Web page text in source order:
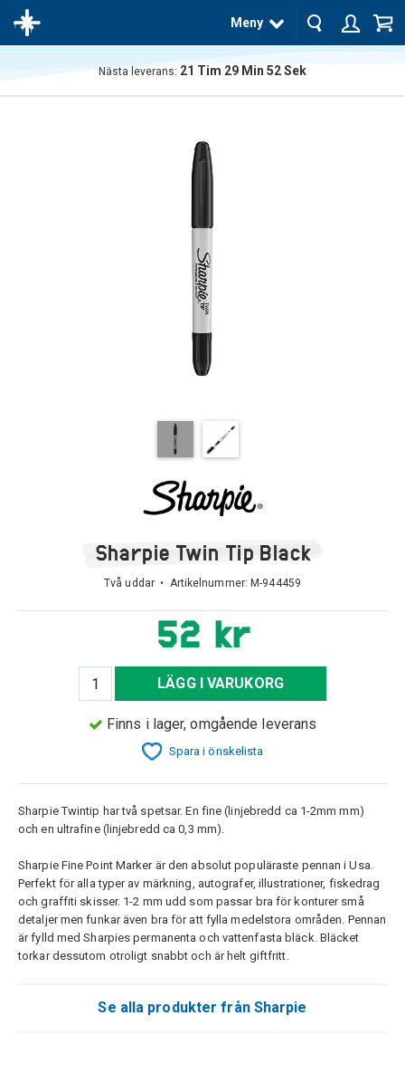
Meny
Nästa leverans: 21 Tim 29 Min 51Sek
Sharpie Twin Tip Black
Två uddar • Artikelnummer: M-944459
52 kr
LÄGG I VARUKORG
Finns i lager, omgående leverans
Spara i önskelista
Sharpie Twintip har två spetsar. En fine (linjebredd ca 1-2mm mm)
och en ultrafine (linjebredd ca 0,3 mm).
Sharpie Fine Point Marker är den absolut populäraste pennan i Usa.
Perfekt för alla typer av märkning, autografer, illustrationer, fiskedrag
och graffiti skisser. 1-2 mm udd som passar bra för konturer små
detaljer men funkar även bra för att fylla medelstora områden. Pennan
är fylld med Sharpies permanenta och vattenfasta bläck. Bläcket
torkar dessutom otroligt snabbt och är helt giftfritt.
Se alla produkter från Sharpie